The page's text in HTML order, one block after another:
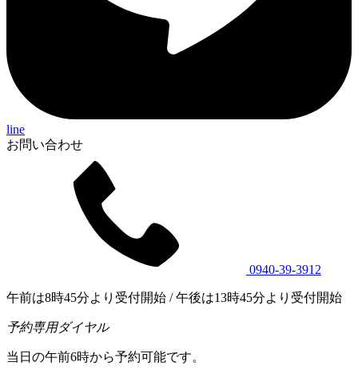
line
お問い合わせ
0940-39-3912
午前は8時45分より受付開始 / 午後は13時45分より受付開始
予約専用ダイヤル
当日の午前6時から予約可能です。